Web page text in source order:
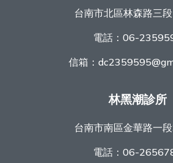
台南市北區林森路三
電話： 06-
信箱：
林黑潮診所
台南市南區金華路一
電話： 06-